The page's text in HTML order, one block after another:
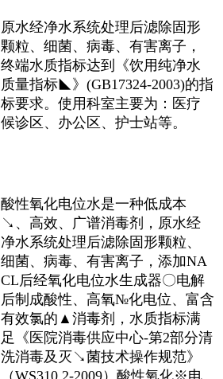
原水经净水系统处理后滤除固形
颗粒、细菌、病毒、有害离子，
终端水质指标达到《饮用纯净水
质量指标◣》(GB17324-2003)的指
标要求。使用科室主要为：医疗
候诊区、办公区、护士站等。
酸性氧化电位水是一种低成本
↘、高效、广谱消毒剂，原水经
净水系统处理后滤除固形颗粒、
细菌、病毒、有害离子，添加NA
CL后经氧化电位水生成器〇电解
后制成酸性、高氧№化电位、富含
有效氯的▲消毒剂，水质指标满
足《医院消毒供应中心-第2部分清
洗消毒及灭↘菌技术操作规范》
（WS310.2-2009）酸性氧化※电